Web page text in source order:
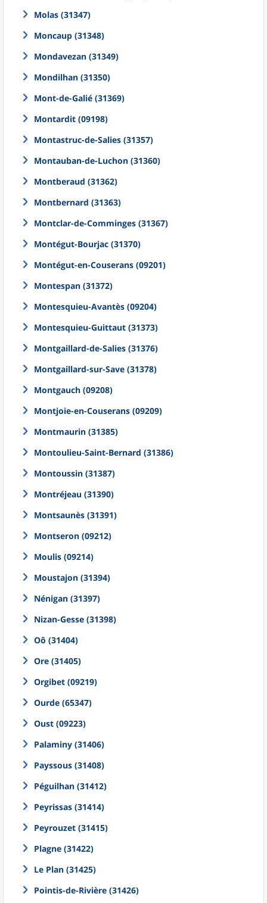
Molas (31347)
Moncaup (31348)
Mondavezan (31349)
Mondilhan (31350)
Mont-de-Galié (31369)
Montardit (09198)
Montastruc-de-Salies (31357)
Montauban-de-Luchon (31360)
Montberaud (31362)
Montbernard (31363)
Montclar-de-Comminges (31367)
Montégut-Bourjac (31370)
Montégut-en-Couserans (09201)
Montespan (31372)
Montesquieu-Avantès (09204)
Montesquieu-Guittaut (31373)
Montgaillard-de-Salies (31376)
Montgaillard-sur-Save (31378)
Montgauch (09208)
Montjoie-en-Couserans (09209)
Montmaurin (31385)
Montoulieu-Saint-Bernard (31386)
Montoussin (31387)
Montréjeau (31390)
Montsaunès (31391)
Montseron (09212)
Moulis (09214)
Moustajon (31394)
Nénigan (31397)
Nizan-Gesse (31398)
Oô (31404)
Ore (31405)
Orgibet (09219)
Ourde (65347)
Oust (09223)
Palaminy (31406)
Payssous (31408)
Péguilhan (31412)
Peyrissas (31414)
Peyrouzet (31415)
Plagne (31422)
Le Plan (31425)
Pointis-de-Rivière (31426)